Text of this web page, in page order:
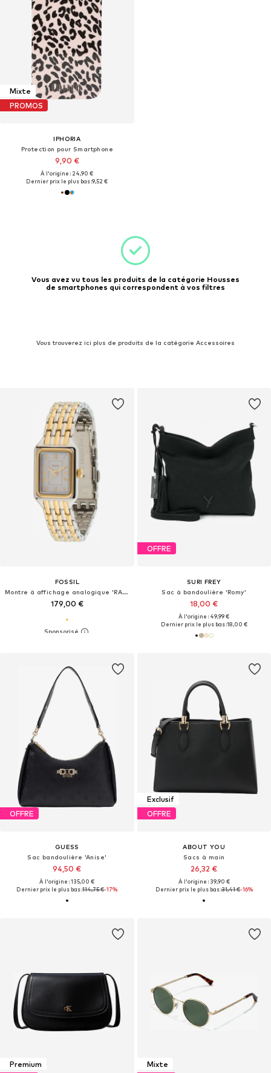
Mixte
PROMOS
IPHORIA
Protection pour Smartphone
9,90 €
À l'origine : 24,90 €
Dernier prix le plus bas :9,52 €
Vous avez vu tous les produits de la catégorie Housses
de smartphones qui correspondent à vos filtres
Vous trouverez ici plus de produits de la catégorie Accessoires
FOSSIL
Montre à affichage analogique 'RAQUEL'
179,00 €
OFFRE
SURI FREY
Sac à bandoulière 'Romy'
18,00 €
À l'origine : 49,99 €
Dernier prix le plus bas :18,00 €
OFFRE
GUESS
Sac bandoulière 'Anise'
94,50 €
À l'origine : 135,00 €
Dernier prix le plus bas :114,75 €-17%
Exclusif
OFFRE
ABOUT YOU
Sacs à main
26,32 €
À l'origine : 39,90 €
Dernier prix le plus bas :31,41 €-16%
Premium
Mixte